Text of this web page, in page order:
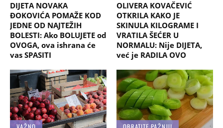
DIJETA NOVAKA
ĐOKOVIĆA POMAŽE KOD
JEDNE OD NAJTEŽIH
BOLESTI: Ako BOLUJETE od
OVOGA, ova ishrana će
vas SPASITI
OLIVERA KOVAČEVIĆ
OTKRILA KAKO JE
SKINULA KILOGRAME I
VRATILA ŠEĆER U
NORMALU: Nije DIJETA,
već je RADILA OVO